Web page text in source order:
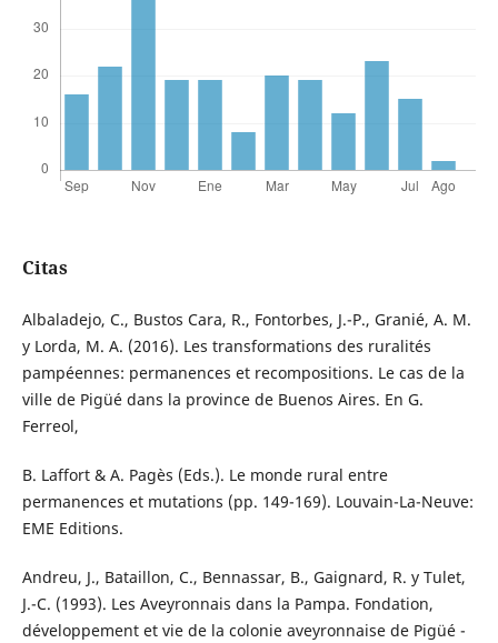
Citas
Albaladejo, C., Bustos Cara, R., Fontorbes, J.-P., Granié, A. M.
y Lorda, M. A. (2016). Les transformations des ruralités
pampéennes: permanences et recompositions. Le cas de la
ville de Pigüé dans la province de Buenos Aires. En G.
Ferreol,
B. Laffort & A. Pagès (Eds.). Le monde rural entre
permanences et mutations (pp. 149-169). Louvain-La-Neuve:
EME Editions.
Andreu, J., Bataillon, C., Bennassar, B., Gaignard, R. y Tulet,
J.-C. (1993). Les Aveyronnais dans la Pampa. Fondation,
développement et vie de la colonie aveyronnaise de Pigüé -